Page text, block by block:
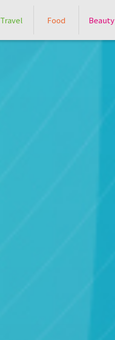
Travel Food Beauty